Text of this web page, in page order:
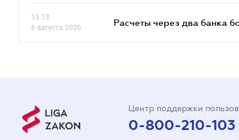
13.13
6 августа 2026
Расчеты через два банка
Центр поддержки
0-800-210-103